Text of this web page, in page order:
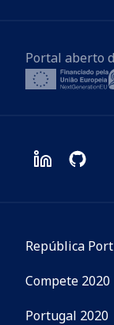
Portal aberto
República
Compete 2020
Portugal 2020